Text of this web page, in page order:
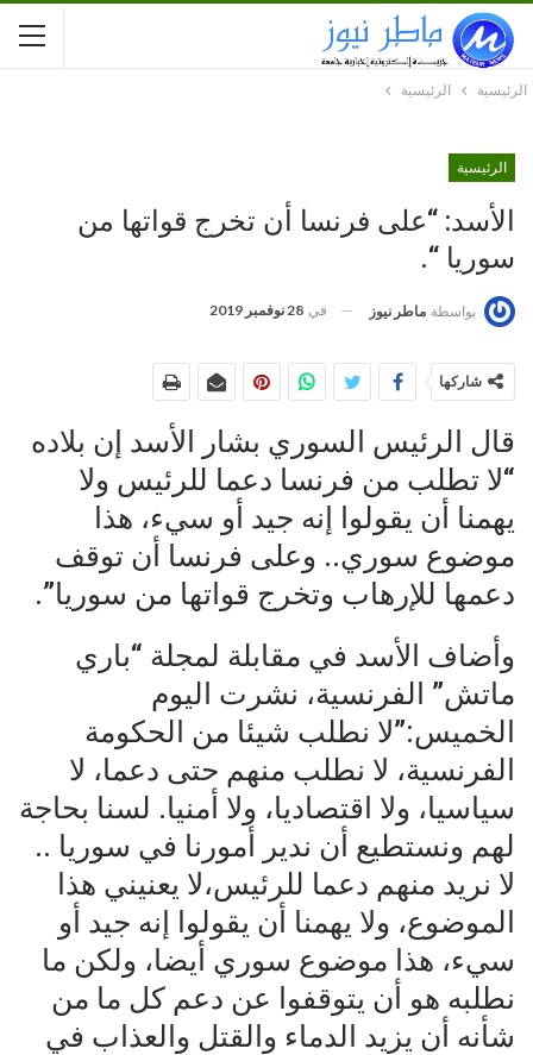
الرئيسية الرئيسية
الرئيسية
الأسد: “على فرنسا أن تخرج قواتها من
سوريا “.
بواسطة ماطر نيوز في 28 نوفمبر 2019
شاركها
قال الرئيس السوري بشار الأسد إن بلاده
“لا تطلب من فرنسا دعما للرئيس ولا
يهمنا أن يقولوا إنه جيد أو سيء، هذا
موضوع سوري.. وعلى فرنسا أن توقف
دعمها للإرهاب وتخرج قواتها من سوريا”.
وأضاف الأسد في مقابلة لمجلة “باري
ماتش” الفرنسية، نشرت اليوم
الخميس:”لا نطلب شيئا من الحكومة
الفرنسية، لا نطلب منهم حتى دعما، لا
سياسيا، ولا اقتصاديا، ولا أمنيا. لسنا بحاجة
لهم ونستطيع أن ندير أمورنا في سوريا ..
لا نريد منهم دعما للرئيس،لا يعنيني هذا
الموضوع، ولا يهمنا أن يقولوا إنه جيد أو
سيء، هذا موضوع سوري أيضا، ولكن ما
نطلبه هو أن يتوقفوا عن دعم كل ما من
شأنه أن يزيد الدماء والقتل والعذاب في